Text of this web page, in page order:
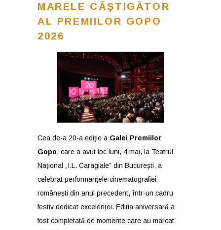
MARELE CÂȘTIGĂTOR
AL PREMIILOR GOPO
2026
Cea de-a 20-a ediție a Galei Premiilor
Gopo, care a avut loc luni, 4 mai, la Teatrul
Național „I.L. Caragiale” din București, a
celebrat performanțele cinematografiei
românești din anul precedent, într-un cadru
festiv dedicat excelenței. Ediția aniversară a
fost completată de momente care au marcat